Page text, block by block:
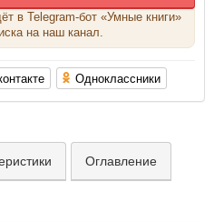
в Telegram-бот «Умные книги»
на наш канал.
Одноклассники
Оглавление